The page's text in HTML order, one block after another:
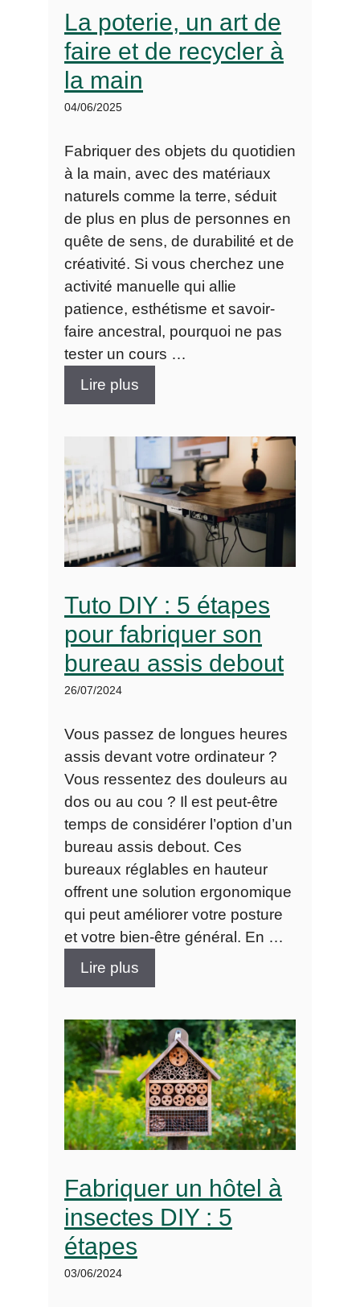
La poterie, un art de
faire et de recycler à
la main
04/06/2025
Fabriquer des objets du quotidien
à la main, avec des matériaux
naturels comme la terre, séduit
de plus en plus de personnes en
quête de sens, de durabilité et de
créativité. Si vous cherchez une
activité manuelle qui allie
patience, esthétisme et savoir-
faire ancestral, pourquoi ne pas
tester un cours …
Lire plus
Tuto DIY : 5 étapes
pour fabriquer son
bureau assis debout
26/07/2024
Vous passez de longues heures
assis devant votre ordinateur ?
Vous ressentez des douleurs au
dos ou au cou ? Il est peut-être
temps de considérer l’option d’un
bureau assis debout. Ces
bureaux réglables en hauteur
offrent une solution ergonomique
qui peut améliorer votre posture
et votre bien-être général. En …
Lire plus
Fabriquer un hôtel à
insectes DIY : 5
étapes
03/06/2024